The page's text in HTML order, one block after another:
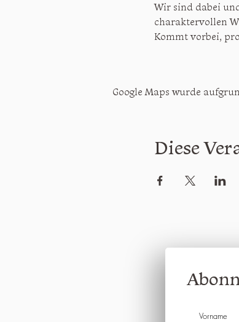
Wir sind dabei
charaktervollen
Kommt vorbei,
Google Maps wurde
Diese
Vorname